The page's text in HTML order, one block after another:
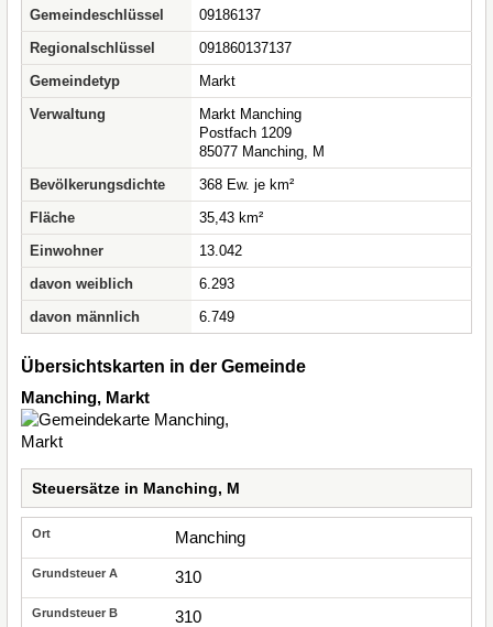
Gemeindeschlüssel
09186137
Regionalschlüssel
091860137137
Gemeindetyp
Markt
Verwaltung
Markt Manching
Postfach 1209
85077 Manching, M
Bevölkerungsdichte
368 Ew. je km²
Fläche
35,43 km²
Einwohner
13.042
davon weiblich
6.293
davon männlich
6.749
Übersichtskarten in der Gemeinde
Manching, Markt
Steuersätze in Manching, M
Manching
310
310